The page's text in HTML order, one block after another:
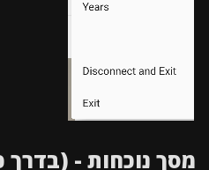
מסך נוכחות - (בדרך